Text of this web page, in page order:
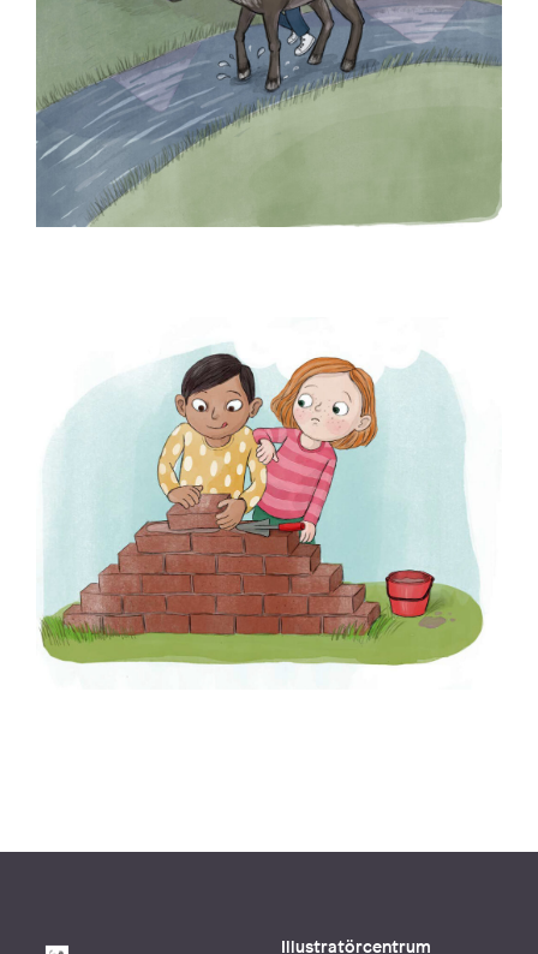
Illustratörcentrum